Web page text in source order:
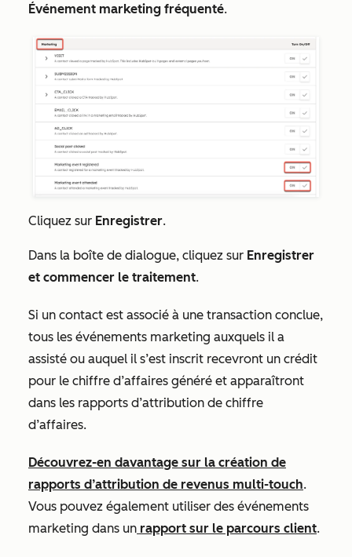
Événement marketing fréquenté.
Cliquez sur Enregistrer.
Dans la boîte de dialogue, cliquez sur Enregistrer
et commencer le traitement.
Si un contact est associé à une transaction conclue,
tous les événements marketing auxquels il a
assisté ou auquel il s’est inscrit recevront un crédit
pour le chiffre d’affaires généré et apparaîtront
dans les rapports d’attribution de chiffre
d’affaires.
Découvrez-en davantage sur la création de
rapports d’attribution de revenus multi-touch.
Vous pouvez également utiliser des événements
marketing dans un rapport sur le parcours client.